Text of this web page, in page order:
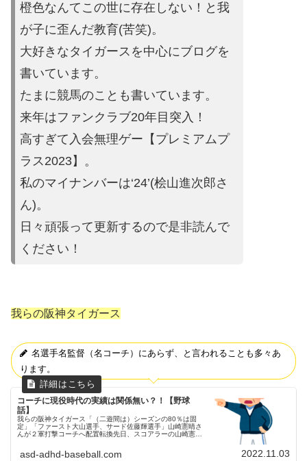
橙色なんてこの世に存在しない！と我
が子に歪んだ教育(苦笑)。
大好きなタイガースを中心にブログを
書いています。
たまに競馬のことも書いています。
来年はファンクラブ20年目突入！
高すぎて入会無理ゲー【プレミ アムプ
ラス2023】。
私のマイナンバーは‘24’(桧山進次郎さ
ん)。
日々頑張って更新するので是非読んで
ください ！
我らの阪神タイガース
名選手名監督（名コーチ）にあらず、と言われることも多々あ
ります。
コーチに現役時代の実績は関係無い？！【野球
話】
我らの阪神タイガース「（二遊間は）シーズンの80％は固
定」「ファースト大山選手、サード佐藤輝選手」山崎憲晴さ
んが２軍打撃コーチへ配置転換先日、スコアラーの山崎憲晴
た。元々はベイスターズの...
asd-adhd-baseball.com 2022.11.03